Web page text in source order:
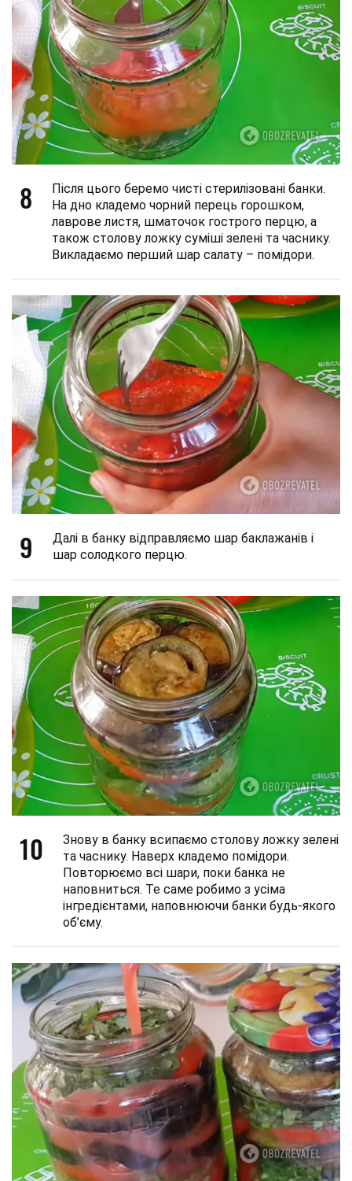
8
Після цього беремо чисті стерилізовані банки.
На дно кладемо чорний перець горошком,
лаврове листя, шматочок гострого перцю, а
також столову ложку суміші зелені та часнику.
Викладаємо перший шар салату – помідори.
9
Далі в банку відправляємо шар баклажанів і
шар солодкого перцю.
10
Знову в банку всипаємо столову ложку зелені
та часнику. Наверх кладемо помідори.
Повторюємо всі шари, поки банка не
наповниться. Те саме робимо з усіма
інгредієнтами, наповнюючи банки будь-якого
об’єму.